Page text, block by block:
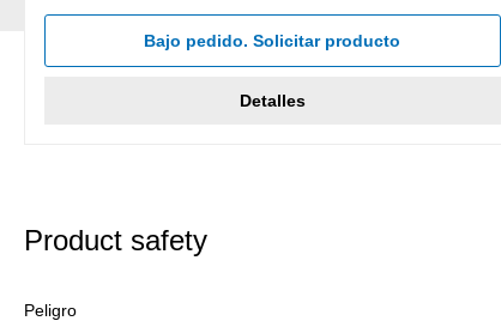
Calificación promedio de 5 de 5 estrellas
Bajo pedido. Solicitar producto
Detalles
Product safety
Peligro